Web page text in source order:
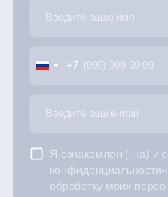
+7
Я ознакомлен (-на) и
конфиденциальности
обработку моих